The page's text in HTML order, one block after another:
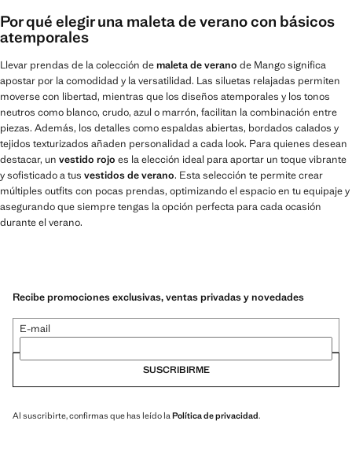
Por qué elegir una maleta de verano con básicos
atemporales
Llevar prendas de la colección demaleta de verano de Mango significa
apostar por la comodidad y la versatilidad. Las siluetas relajadas permiten
moverse con libertad, mientras que los diseños atemporales y los tonos
neutros como blanco, crudo, azul o marrón, facilitan la combinación entre
piezas. Además, los detalles como espaldas abiertas, bordados calados y
tejidos texturizados añaden personalidad a cada look. Para quienes desean
destacar, un vestido rojo es la elección ideal para aportar un toque vibrante
y sofisticado a tus vestidos de verano. Esta selección te permite crear
múltiples outfits con pocas prendas, optimizando el espacio en tu equipaje y
asegurando que siempre tengas la opción perfecta para cada ocasión
durante el verano.
Recibe promociones exclusivas, ventas privadas y novedades
E-mail
SUSCRIBIRME
Al suscribirte, confirmas que has leído la Política de privacidad.